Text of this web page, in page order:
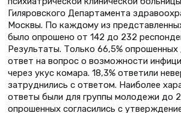
Гиляровского Департамента
Москвы. По каждому из
было опрошено от 142 до 232
Результаты. Только 66,5% опрошенных
ответ на вопрос о возможности
через укус комара. 18,3% ответили
затруднились с ответом. Наиболее
ответы были для группы молодежи до
опрошенных согласились с